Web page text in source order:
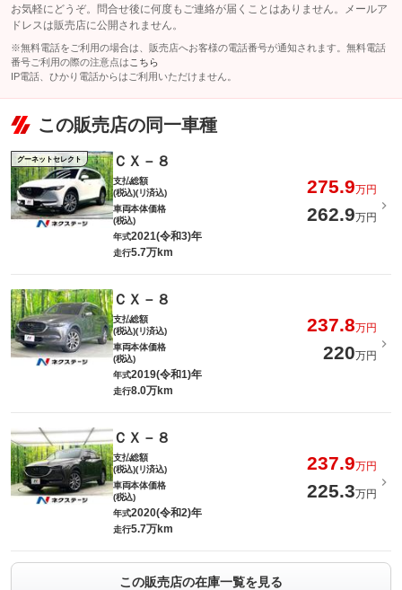
お気軽にどうぞ。問合せ後に何度もご連絡が届くことはありません。メールア
ドレスは販売店に公開されません。
※無料電話をご利用の場合は、販売店へお客様の電話番号が通知されます。無料電話
番号ご利用の際の注意点は こちら
IP電話、ひかり電話からはご利用いただけません。
この販売店の同一車種
グーネットセレクト ＣＸ－８
支払総額
(税込)(リ済込)
275.9万円
車両本体価格
(税込)
262.9万円
年式2021(令和3)年
走行5.7万km
ＣＸ－８
支払総額
(税込)(リ済込)
237.8万円
車両本体価格
(税込)
220万円
年式2019(令和1)年
走行8.0万km
ＣＸ－８
支払総額
(税込)(リ済込)
237.9万円
車両本体価格
(税込)
225.3万円
年式2020(令和2)年
走行5.7万km
この販売店の在庫一覧を見る